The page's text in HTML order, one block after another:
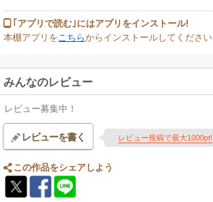
｢アプリで読む｣にはアプリをインストール!
本棚アプリをこちらからインストールしてください
みんなのレビュー
レビュー募集中！
レビューを書く レビュー投稿で最大1000pt!
この作品をシェアしよう